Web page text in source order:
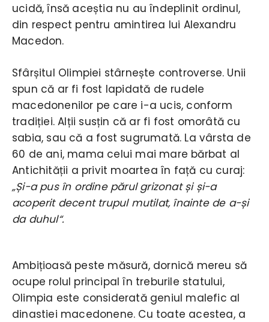
ucidă, însă aceștia nu au îndeplinit ordinul,
din respect pentru amintirea lui Alexandru
Macedon.
Sfârșitul Olimpiei stârnește controverse. Unii
spun că ar fi fost lapidată de rudele
macedonenilor pe care i-a ucis, conform
tradiției. Alții susțin că ar fi fost omorâtă cu
sabia, sau că a fost sugrumată. La vârsta de
60 de ani, mama celui mai mare bărbat al
Antichității a privit moartea în față cu curaj:
„Și-a pus în ordine părul grizonat și și-a
acoperit decent trupul mutilat, înainte de a-și
da duhul“.
Ambițioasă peste măsură, dornică mereu să
ocupe rolul principal în treburile statului,
Olimpia este considerată geniul malefic al
dinastiei macedonene. Cu toate acestea, a